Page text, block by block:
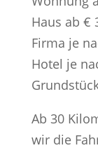
Haus ab €
Firma je
Hotel je
Ab 30
wir die